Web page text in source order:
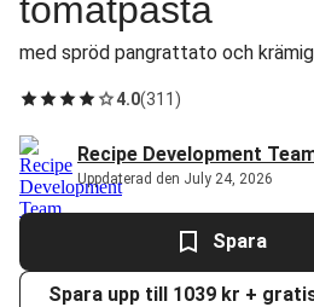
tomatpasta
med spröd pangrattato och
4.0(311 )
Recipe Development
Uppdaterad den July 24, 2026
Spara
Spara upp till 1039 kr +